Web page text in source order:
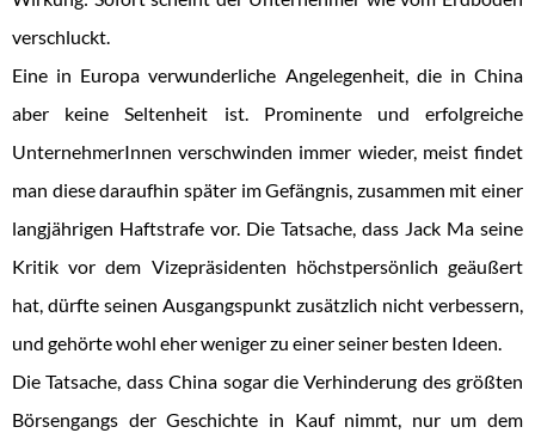
verschluckt.
Eine in Europa verwunderliche Angelegenheit, die in China
aber keine Seltenheit ist. Prominente und erfolgreiche
UnternehmerInnen verschwinden immer wieder, meist findet
man diese daraufhin später im Gefängnis, zusammen mit einer
langjährigen Haftstrafe vor. Die Tatsache, dass Jack Ma seine
Kritik vor dem Vizepräsidenten höchstpersönlich geäußert
hat, dürfte seinen Ausgangspunkt zusätzlich nicht verbessern,
und gehörte wohl eher weniger zu einer seiner besten Ideen.
Die Tatsache, dass China sogar die Verhinderung des größten
Börsengangs der Geschichte in Kauf nimmt, nur um dem